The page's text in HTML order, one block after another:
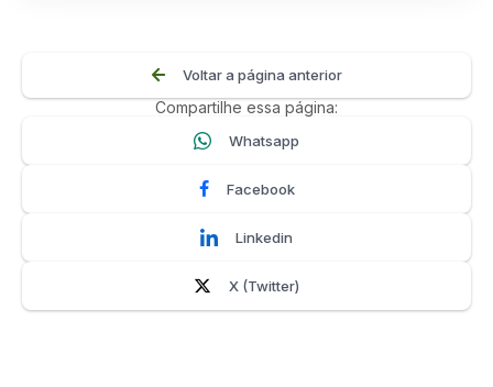
Voltar a página anterior
Compartilhe essa página:
Whatsapp
Facebook
Linkedin
X (Twitter)